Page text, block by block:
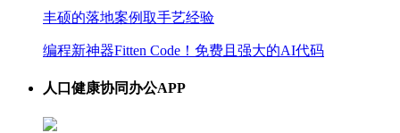
丰硕的落地案例取手艺经验
编程新神器Fitten Code！免费且强大的AI代码
人口健康协同办公APP